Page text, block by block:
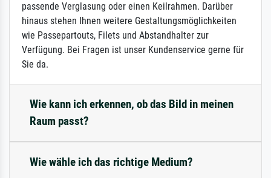
passende Verglasung oder einen Keilrahmen. Darüber
hinaus stehen Ihnen weitere Gestaltungsmöglichkeiten
wie Passepartouts, Filets und Abstandhalter zur
Verfügung. Bei Fragen ist unser Kundenservice gerne für
Sie da.
Wie kann ich erkennen, ob das Bild in meinen
Raum passt?
Wie wähle ich das richtige Medium?